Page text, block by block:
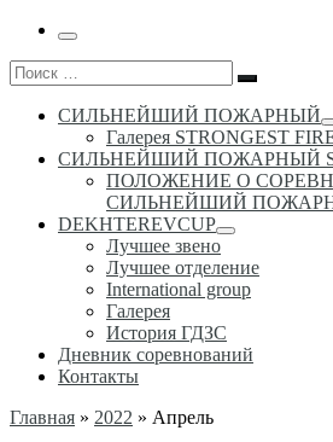
Меню
Поиск
Поиск
…
СИЛЬНЕЙШИЙ ПОЖАРНЫЙ
Галерея STRONGEST
СИЛЬНЕЙШИЙ ПОЖАРНЫЙ
ПОЛОЖЕНИЕ О
СИЛЬНЕЙШИЙ
DEKHTEREVCUP
Лучшее звено
Лучшее отделение
International group
Галерея
История ГДЗС
Дневник соревнований
Контакты
Главная » 2022 » Апрель